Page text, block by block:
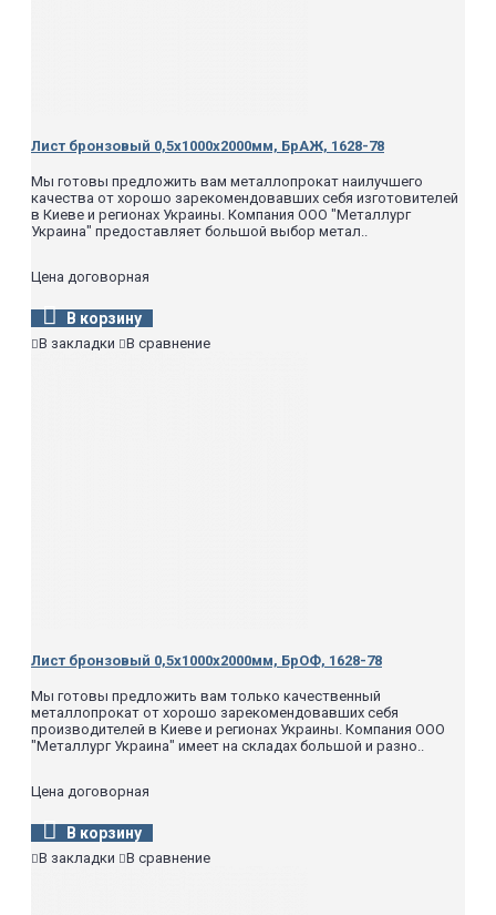
Лист бронзовый 0,5х1000х2000мм, БрАЖ, 1628-78
Мы готовы предложить вам металлопрокат наилучшего
качества от хорошо зарекомендовавших себя изготовителей
в Киеве и регионах Украины. Компания ООО "Металлург
Украина" предоставляет большой выбор метал..
Цена договорная
В корзину
В закладки В сравнение
Лист бронзовый 0,5х1000х2000мм, БрОФ, 1628-78
Мы готовы предложить вам только качественный
металлопрокат от хорошо зарекомендовавших себя
производителей в Киеве и регионах Украины. Компания ООО
"Металлург Украина" имеет на складах большой и разно..
Цена договорная
В корзину
В закладки В сравнение